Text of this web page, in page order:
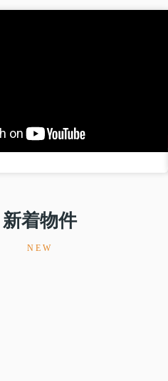
す♪
購入＃注文建築
新着物件
NEW